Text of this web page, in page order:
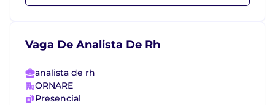
Vaga De Analista De Rh
analista de rh
ORNARE
Presencial